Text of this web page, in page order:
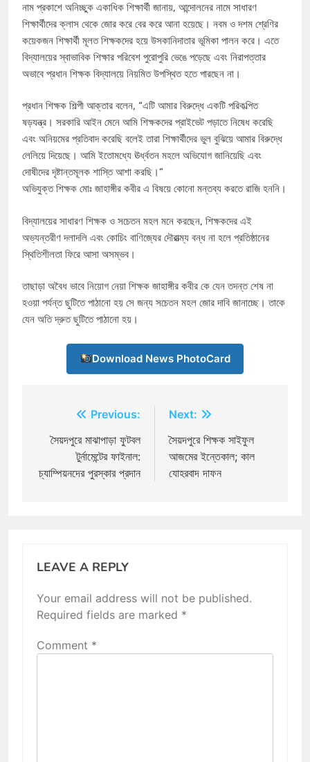
​নাম প্রকাশে অনিচ্ছুক একাধিক শিক্ষার্থী জানায়, আন্দোলনের নামে সাধারণ
শিক্ষার্থীদের ক্লাস থেকে জোর করে বের করে আনা হয়েছে। নবম ও দশম শ্রেণির
কয়েকজন শিক্ষার্থী মূলত শিক্ষকদের হয়ে উসকানিদাতার ভূমিকা পালন করে। এতে
বিদ্যালয়ের স্বাভাবিক শিক্ষার পরিবেশ পুরোপুরি ভেঙে পড়েছে এবং নিরাপত্তার
অভাবে প্রধান শিক্ষক বিদ্যালয়ে নিয়মিত উপস্থিত হতে পারছেন না।
​প্রধান শিক্ষক শিল্পী আক্তার বলেন, “এটি আমার বিরুদ্ধে একটি পরিকল্পিত
ষড়যন্ত্র। সরকারি আইন মেনে আমি শিক্ষকদের প্রাইভেট পড়াতে নিষেধ করেছি
এবং অনিয়মের প্রতিবাদ করেছি বলেই তারা শিক্ষার্থীদের ভুল বুঝিয়ে আমার বিরুদ্ধে
লেলিয়ে দিয়েছে। আমি ইতোমধ্যে ঊর্ধ্বতন মহলে অভিযোগ জানিয়েছি এবং
দোষীদের দৃষ্টান্তমূলক শাস্তি আশা করছি।”
​অভিযুক্ত শিক্ষক মোঃ জাহাঙ্গীর কবীর এ বিষয়ে কোনো মন্তব্য করতে রাজি হননি।
​বিদ্যালয়ের সাধারণ শিক্ষক ও সচেতন মহল মনে করছেন, শিক্ষকদের এই
অভ্যন্তরীণ দলাদলি এবং কোচিং বাণিজ্যের দৌরাত্ম্য বন্ধ না হলে প্রতিষ্ঠানের
স্থিতিশীলতা ফিরে আসা অসম্ভব।
তাছাড়া অবৈধ ভাবে নিয়োগ নেয়া শিক্ষক জাহাঙ্গীর কবীর কে যেন তদন্ত শেষ না
হওয়া পর্যন্ত ছুটিতে পাঠানো হয় সে জন্য সচেতন মহল জোর দাবি জানাচ্ছে। তাকে
যেন অতি দ্রুত ছুটিতে পাঠানো হয়।
Download News PhotoCard
navigation
Previous:
সৈয়দপুরে মাঝাপাড়া ফুটবল
টুর্নামেন্টের ফাইনাল:
চ্যাম্পিয়নদের পুরস্কার প্রদান
Next:
সৈয়দপুরে শিক্ষক সাইফুল
আজমের ইন্তেকাল; কাল
যোহরবাদ দাফন
LEAVE A REPLY
Your email address will not be published.
Required fields are marked *
Comment *